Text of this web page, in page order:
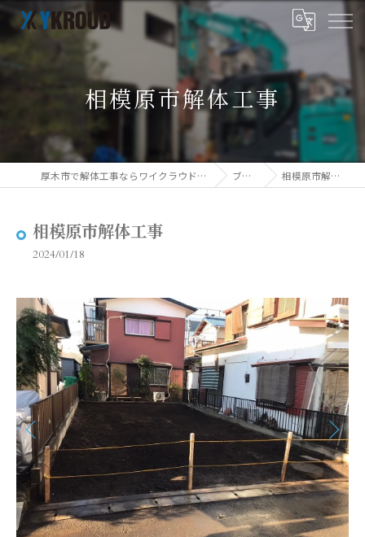
相模原市解体工事
厚木市で解体工事ならワイクラウド株式会社 ブログ 相模原市解体工事
相模原市解体工事
2024/01/18